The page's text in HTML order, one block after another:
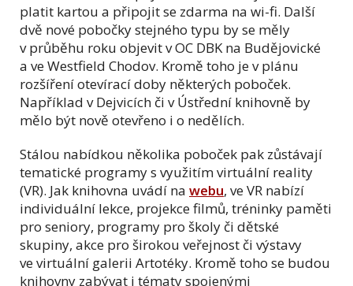
platit kartou a připojit se zdarma na wi-fi. Další
dvě nové pobočky stejného typu by se měly
v průběhu roku objevit v OC DBK na Budějovické
a ve Westfield Chodov. Kromě toho je v plánu
rozšíření otevírací doby některých poboček.
Například v Dejvicích či v Ústřední knihovně by
mělo být nově otevřeno i o nedělích.
Stálou nabídkou několika poboček pak zůstávají
tematické programy s využitím virtuální reality
(VR). Jak knihovna uvádí na webu, ve VR nabízí
individuální lekce, projekce filmů, tréninky paměti
pro seniory, programy pro školy či dětské
skupiny, akce pro širokou veřejnost či výstavy
ve virtuální galerii Artotéky. Kromě toho se budou
knihovny zabývat i tématy spojenými